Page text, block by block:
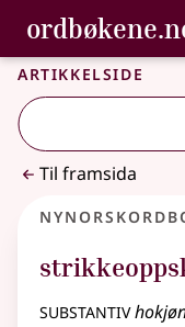
Gå til
Tilgjenge
Bokmålsordboka og
Artikkelside
Til framsida
substantiv